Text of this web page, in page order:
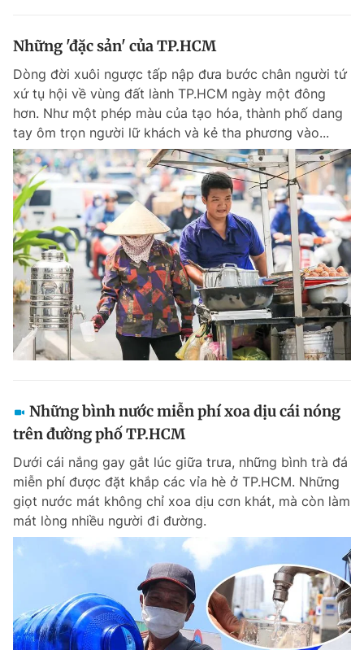
Phó tổng biên tập: Lâm Hiếu Dũng
Phó tổng biên tập: Trần Việt Hưng
Tổng thư ký tòa soạn: Đức Trung
Giấy phép xuất bản số 110/GP - BTTTT cấp ngày 24.3.2020
© 2003-2026 Bản quyền thuộc về Báo Thanh Niên. Cấm sao chép
dưới mọi hình thức nếu không có sự chấp thuận bằng văn bản.
Phát triển bởi ePi Technologies, JSC.
Những 'đặc sản' của TP.HCM
Dòng đời xuôi ngược tấp nập đưa bước chân người tứ
xứ tụ hội về vùng đất lành TP.HCM ngày một đông
hơn. Như một phép màu của tạo hóa, thành phố dang
tay ôm trọn người lữ khách và kẻ tha phương vào...
Những bình nước miễn phí xoa dịu cái nóng
trên đường phố TP.HCM
Dưới cái nắng gay gắt lúc giữa trưa, những bình trà đá
miễn phí được đặt khắp các vỉa hè ở TP.HCM. Những
giọt nước mát không chỉ xoa dịu cơn khát, mà còn làm
mát lòng nhiều người đi đường.